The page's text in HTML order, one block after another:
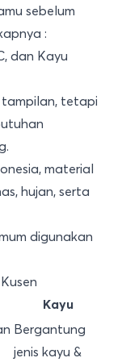
sebelum
:
dan Kayu
tampilan, tetapi
material
hujan, serta
digunakan
Kayu
Bergantung
jenis kayu &